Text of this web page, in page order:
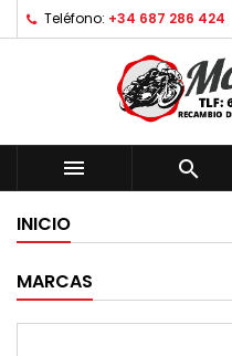
Teléfono: +34 687 286 424
 
INICIO
MARCAS